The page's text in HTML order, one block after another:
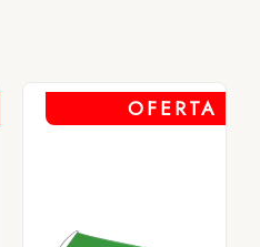
OFERTA